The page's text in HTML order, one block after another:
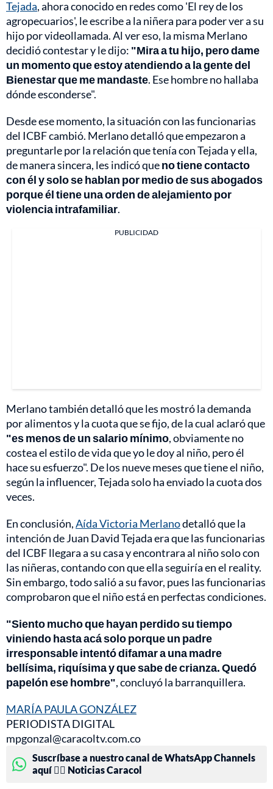
Tejada, ahora conocido en redes como 'El rey de los
agropecuarios', le escribe a la niñera para poder ver a su
hijo por videollamada. Al ver eso, la misma Merlano
decidió contestar y le dijo: "Mira a tu hijo, pero dame
un momento que estoy atendiendo a la gente del
Bienestar que me mandaste. Ese hombre no hallaba
dónde esconderse".
Desde ese momento, la situación con las funcionarias
del ICBF cambió. Merlano detalló que empezaron a
preguntarle por la relación que tenía con Tejada y ella,
de manera sincera, les indicó queno tiene contacto
con él y solo se hablan por medio de sus abogados
porque él tiene una orden de alejamiento por
violencia intrafamiliar.
PUBLICIDAD
Merlano también detalló que les mostró la demanda
por alimentos y la cuota que se fijo, de la cual aclaró que
"es menos de un salario mínimo, obviamente no
costea el estilo de vida que yo le doy al niño, pero él
hace su esfuerzo". De los nueve meses que tiene el niño,
según la influencer, Tejada solo ha enviado la cuota dos
veces.
En conclusión,Aída Victoria Merlanodetalló que la
intención de Juan David Tejada era que las funcionarias
del ICBF llegara a su casa y encontrara al niño solo con
las niñeras, contando con que ella seguiría en el reality.
Sin embargo, todo salió a su favor, pues las funcionarias
comprobaron que el niño está en perfectas condiciones.
"Siento mucho que hayan perdido su tiempo
viniendo hasta acá solo porque un padre
irresponsable intentó difamar a una madre
bellísima, riquísima y que sabe de crianza. Quedó
papelón ese hombre", concluyó la barranquillera.
MARÍA PAULA GONZÁLEZ
PERIODISTA DIGITAL
mpgonzal@caracoltv.com.co
Suscríbase a nuestro canal de WhatsApp Channels
aquí 👉🏻 Noticias Caracol